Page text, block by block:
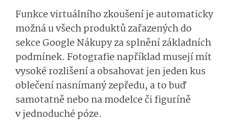
Funkce virtuálního zkoušení je automaticky
možná u všech produktů zařazených do
sekce Google Nákupy za splnění základních
podmínek. Fotografie například musejí mít
vysoké rozlišení a obsahovat jen jeden kus
oblečení nasnímaný zepředu, a to buď
samotatně nebo na modelce či figuríně
v jednoduché póze.